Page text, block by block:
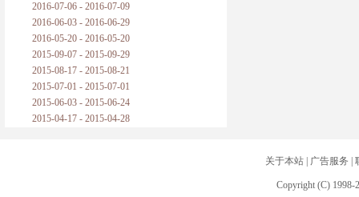
2016-07-06 - 2016-07-09
2016-06-03 - 2016-06-29
2016-05-20 - 2016-05-20
2015-09-07 - 2015-09-29
2015-08-17 - 2015-08-21
2015-07-01 - 2015-07-01
2015-06-03 - 2015-06-24
2015-04-17 - 2015-04-28
关于本站| 广告服务
Copyright (C) 1998-